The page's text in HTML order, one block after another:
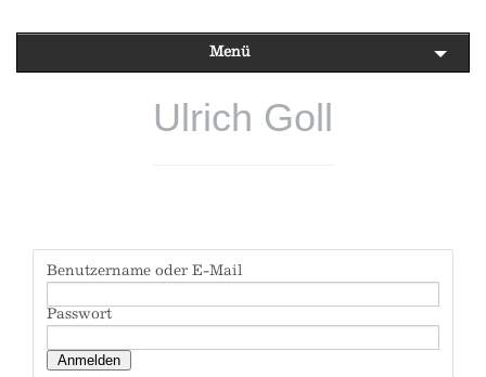
Menü
Ulrich Goll
Benutzername oder E-Mail
Passwort